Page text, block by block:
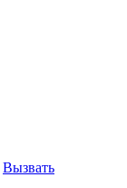
Вызвать